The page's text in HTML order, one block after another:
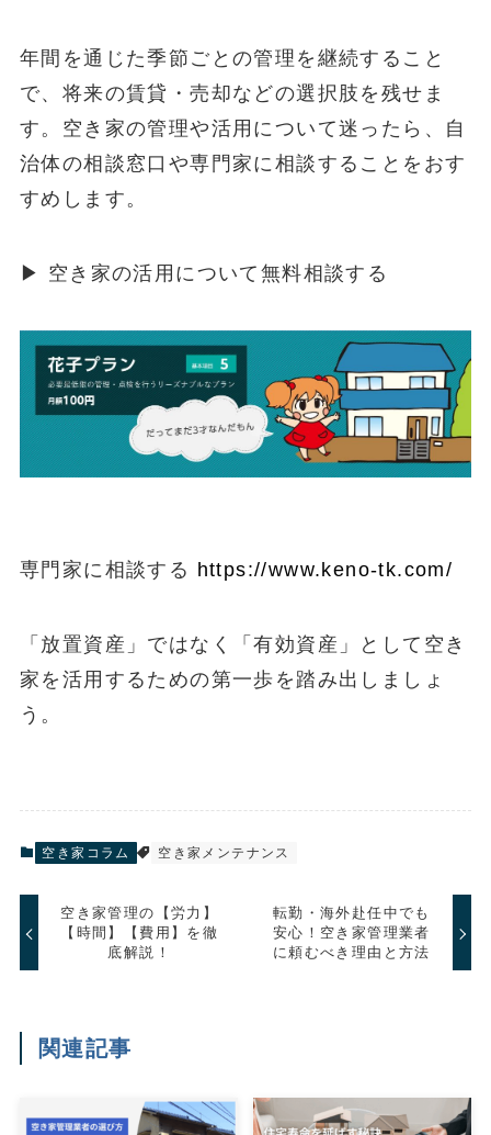
年間を通じた季節ごとの管理を継続すること
で、将来の賃貸・売却などの選択肢を残せま
す。空き家の管理や活用について迷ったら、自
治体の相談窓口や専門家に相談することをおす
すめします。
▶ 空き家の活用について無料相談する
専門家に相談する https://www.keno-tk.com/
「放置資産」ではなく「有効資産」として空き
家を活用するための第一歩を踏み出しましょ
う。
空き家コラム 空き家メンテナンス
空き家管理の【労力】
【時間】【費用】を徹
底解説！
転勤・海外赴任中でも
安心！空き家管理業者
に頼むべき理由と方法
関連記事